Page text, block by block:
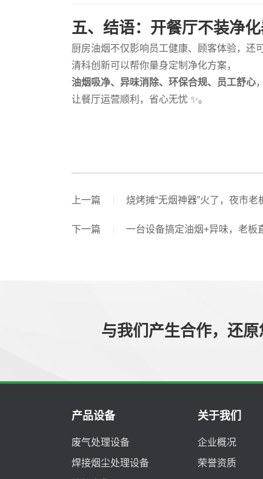
五、结语：开餐厅不装净化
厨房油烟不仅影响员工健康、顾客体验，还
清科创新可以帮你量身定制净化方案，
油烟吸净、异味消除、环保合规、员工舒心，
让餐厅运营顺利，省心无忧 ✨。
上一篇 烧烤摊“无烟神器”火了，夜市老
下一篇 一台设备搞定油烟+异味，老板
与我们产生合作，还原
产品设备
废气处理设备
焊接烟尘处理设备
关于我们
企业概况
荣誉资质